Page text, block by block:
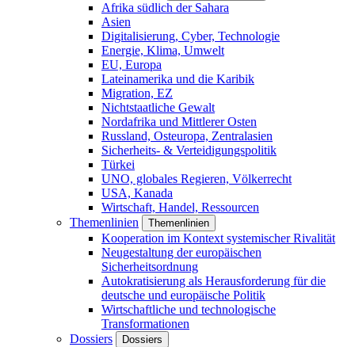
Afrika südlich der Sahara
Asien
Digitalisierung, Cyber, Technologie
Energie, Klima, Umwelt
EU, Europa
Lateinamerika und die Karibik
Migration, EZ
Nichtstaatliche Gewalt
Nordafrika und Mittlerer Osten
Russland, Osteuropa, Zentralasien
Sicherheits- & Verteidigungspolitik
Türkei
UNO, globales Regieren, Völkerrecht
USA, Kanada
Wirtschaft, Handel, Ressourcen
Themenlinien
Themenlinien
Kooperation im Kontext systemischer Rivalität
Neugestaltung der europäischen
Sicherheitsordnung
Autokratisierung als Herausforderung für die
deutsche und europäische Politik
Wirtschaftliche und technologische
Transformationen
Dossiers
Dossiers